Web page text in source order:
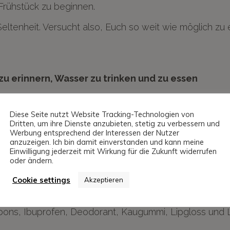
zu beginnen.
Versucht also, Euch so weit wie möglich
erinnern, Wasser zu trinken und zu essen
seinem großen Tag Kopfschmerzen haben oder
Mitglied Eurer Brautpartei zu engagieren, um
diese wesentlichen Aufgaben leicht auf der
mitzunehmen
oder Brautjungfer Euer Brautüberlebenskit
Ibuprofen, Deodorant, Kaugummi, Lipgloss
Diese Seite nutzt Website Tracking-Technologien von
Dritten, um ihre Dienste anzubieten, stetig zu verbessern und
Werbung entsprechend der Interessen der Nutzer
anzuzeigen. Ich bin damit einverstanden und kann meine
Einwilligung jederzeit mit Wirkung für die Zukunft widerrufen
oder ändern.
Cookie settings
Akzeptieren